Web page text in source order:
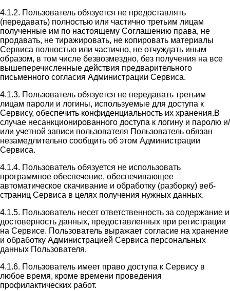
4.1.2. Пользователь обязуется не предоставлять
(передавать) полностью или частично третьим лицам
полученные им по настоящему Соглашению права, не
продавать, не тиражировать, не копировать материалы
Сервиса полностью или частично, не отчуждать иным
образом, в том числе безвозмездно, без получения на все
вышеперечисленные действия предварительного
письменного согласия Администрации Сервиса.
4.1.3. Пользователь обязуется не передавать третьим
лицам пароли и логины, используемые для доступа к
Сервису, обеспечить конфиденциальность их хранения.В
случае несанкционированного доступа к логину и паролю и/
или учетной записи пользователя Пользователь обязан
незамедлительно сообщить об этом Администрации
Сервиса.
4.1.4. Пользователь обязуется не использовать
программное обеспечение, обеспечивающее
автоматическое скачивание и обработку (разборку) веб-
страниц Сервиса в целях получения нужных данных.
4.1.5. Пользователь несет ответственность за содержание и
достоверность данных, предоставленных при регистрации
на Сервисе. Пользователь выражает согласие на хранение
и обработку Администрацией Сервиса персональных
данных Пользователя.
4.1.6. Пользователь имеет право доступа к Сервису в
любое время, кроме времени проведения
профилактических работ.